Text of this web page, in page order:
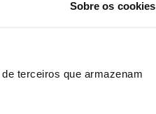
Sobre os cookies
terceiros que armazenam